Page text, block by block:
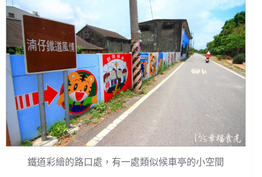
鐵道彩繪的路口處，有一處類似候車亭的小空間